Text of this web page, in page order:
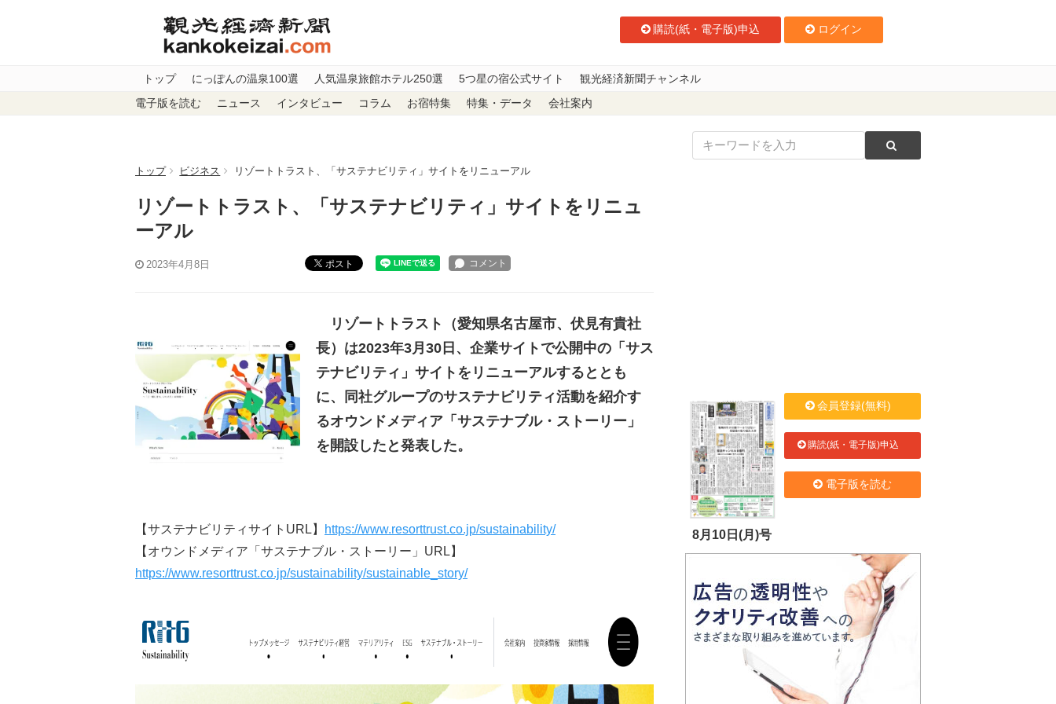
購読(紙・電子版)申込 ログイン
トップ にっぽんの温泉100選 人気温泉旅館ホテル250選 5つ星の宿公式サイト 観光経済新聞チャンネル
電子版を読む ニュース インタビュー コラム お宿特集 特集・データ 会社案内
トップ ビジネス リゾートトラスト、「サステナビリティ」サイトをリニューアル
リゾートトラスト、「サステナビリティ」サイトをリニュ
ーアル
2023年4月8日 ポスト
リゾートトラスト（愛知県名古屋市、伏見有貴社
長）は2023年3月30日、企業サイトで公開中の「サス
テナビリティ」サイトをリニューアルするととも
に、同社グループのサステナビリティ活動を紹介す
るオウンドメディア「サステナブル・ストーリー」
を開設したと発表した。
【サステナビリティサイトURL】
https://www.resorttrust.co.jp/sustainability/
【オウンドメディア「サステナブル・ストーリー」URL】
https://www.resorttrust.co.jp/sustainability/sustainable_story/
8月10日(月)号
会員登録(無料)
購読(紙・電子版)申込
電子版を読む